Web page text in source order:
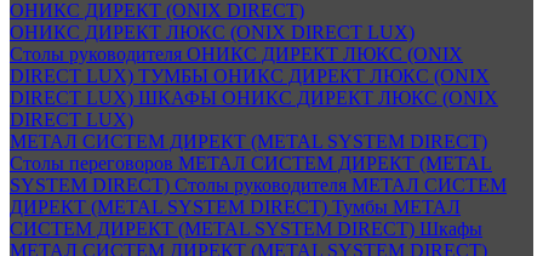
ОНИКС ДИРЕКТ (ONIX DIRECT)
ОНИКС ДИРЕКТ ЛЮКС (ONIX DIRECT LUX)
Столы руководителя ОНИКС ДИРЕКТ ЛЮКС (ONIX
DIRECT LUX) ТУМБЫ ОНИКС ДИРЕКТ ЛЮКС (ONIX
DIRECT LUX) ШКАФЫ ОНИКС ДИРЕКТ ЛЮКС (ONIX
DIRECT LUX)
МЕТАЛ СИСТЕМ ДИРЕКТ (METAL SYSTEM DIRECT)
Столы переговоров МЕТАЛ СИСТЕМ ДИРЕКТ (METAL
SYSTEM DIRECT) Столы руководителя МЕТАЛ СИСТЕМ
ДИРЕКТ (METAL SYSTEM DIRECT) Тумбы МЕТАЛ
СИСТЕМ ДИРЕКТ (METAL SYSTEM DIRECT) Шкафы
МЕТАЛ СИСТЕМ ДИРЕКТ (METAL SYSTEM DIRECT)